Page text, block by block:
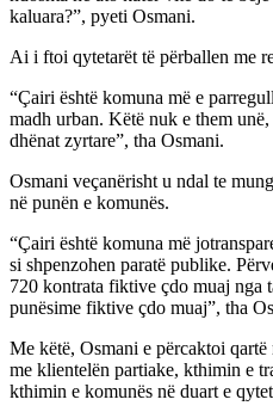
kaluara?”, pyeti Osmani.
Ai i ftoi qytetarët të përballen me
“Çairi është komuna më e
madh urban. Këtë nuk e them
dhënat zyrtare”, tha Osmani.
Osmani veçanërisht u ndal te
në punën e komunës.
“Çairi është komuna më
si shpenzohen paratë publike.
720 kontrata fiktive çdo muaj nga
punësime fiktive çdo muaj”, tha
Me këtë, Osmani e përcaktoi
me klientelën partiake, kthimin e
kthimin e komunës në duart e